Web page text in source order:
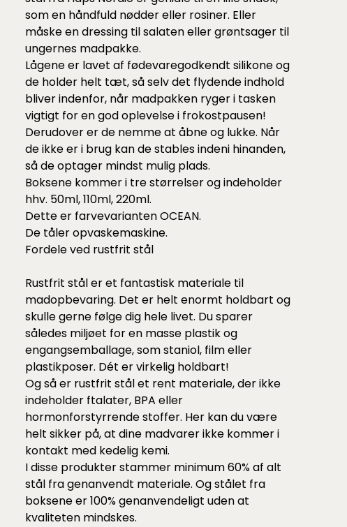
som en håndfuld nødder eller rosiner. Eller
måske en dressing til salaten eller grøntsager til
ungernes madpakke.
Lågene er lavet af fødevaregodkendt silikone og
de holder helt tæt, så selv det flydende indhold
bliver indenfor, når madpakken ryger i tasken
vigtigt for en god oplevelse i frokostpausen!
Derudover er de nemme at åbne og lukke. Når
de ikke er i brug kan de stables indeni hinanden,
så de optager mindst mulig plads.
Boksene kommer i tre størrelser og indeholder
hhv. 50ml, 110ml, 220ml.
Dette er farvevarianten OCEAN.
De tåler opvaskemaskine.
Fordele ved rustfrit stål
Rustfrit stål er et fantastisk materiale til
madopbevaring. Det er helt enormt holdbart og
skulle gerne følge dig hele livet. Du sparer
således miljøet for en masse plastik og
engangsemballage, som staniol, film eller
plastikposer. Dét er virkelig holdbart!
Og så er rustfrit stål et rent materiale, der ikke
indeholder ftalater, BPA eller
hormonforstyrrende stoffer. Her kan du være
helt sikker på, at dine madvarer ikke kommer i
kontakt med kedelig kemi.
I disse produkter stammer minimum 60% af alt
stål fra genanvendt materiale. Og stålet fra
boksene er 100% genanvendeligt uden at
kvaliteten mindskes.